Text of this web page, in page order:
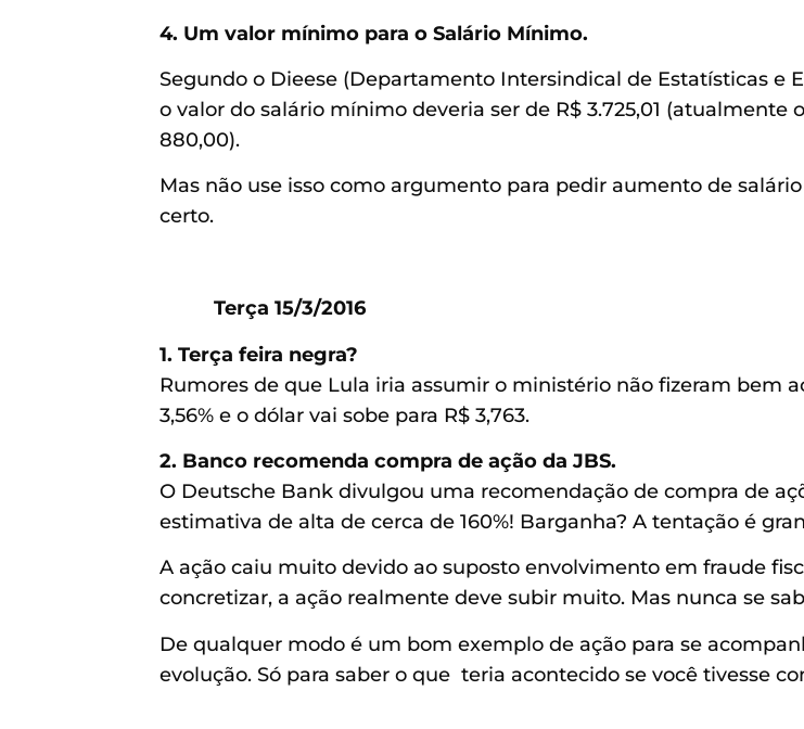
4. Um valor mínimo para o Salário Mínimo.
Segundo o Dieese (Departamento Intersindical de Estatísticas e
o valor do salário mínimo deveria ser de R$ 3.725,01 (atualmente
880,00).
Mas não use isso como argumento para pedir aumento de
certo.
Terça 15/3/2016
1. Terça feira negra?
Rumores de que Lula iria assumir o ministério não fizeram bem
3,56% e o dólar vai sobe para R$ 3,763.
2. Banco recomenda compra de ação da JBS.
O Deutsche Bank divulgou uma recomendação de compra de
estimativa de alta de cerca de 160%! Barganha? A tentação é
A ação caiu muito devido ao suposto envolvimento em fraude
concretizar, a ação realmente deve subir muito. Mas nunca se
De qualquer modo é um bom exemplo de ação para se
evolução. Só para saber o que teria acontecido se você tivesse